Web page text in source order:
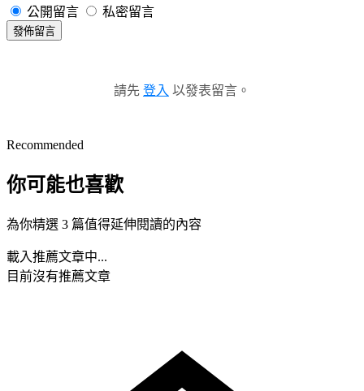
公開留言 私密留言
發佈留言
請先 登入 以發表留言。
Recommended
你可能也喜歡
為你精選 3 篇值得延伸閱讀的內容
載入推薦文章中...
目前沒有推薦文章